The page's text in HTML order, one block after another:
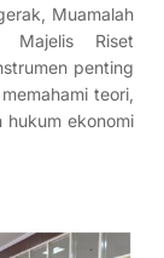
Muamalah
Majelis Riset
penting
teori,
ekonomi